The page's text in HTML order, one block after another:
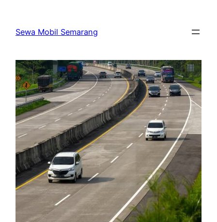
content
Sewa Mobil Semarang